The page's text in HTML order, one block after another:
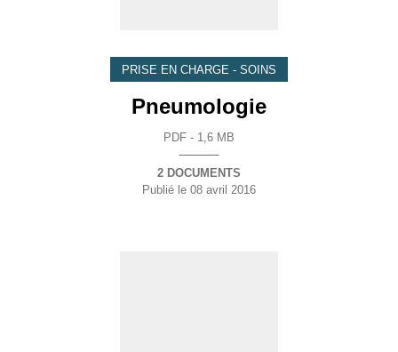
PRISE EN CHARGE - SOINS
Pneumologie
PDF - 1,6 MB
2 DOCUMENTS
Publié le 08 avril 2016